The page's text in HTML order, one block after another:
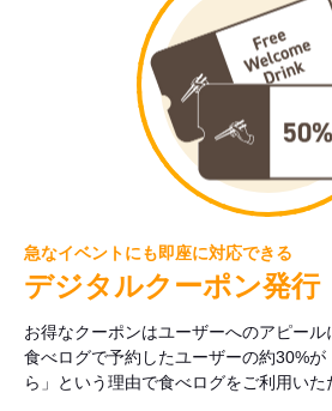
急なイベントにも即座に対応できる
デジタルクーポン発行
お得なクーポンはユーザーへのアピール
食べログで予約したユーザーの約30%
ら」という理由で食べログをご利用いた